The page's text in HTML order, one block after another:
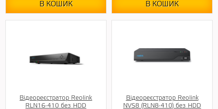
В КОШИК В КОШИК
Відеореєстратор Reolink
RLN16-410 без HDD
Відеореєстратор Reolink
NVS8 (RLN8-410) без HDD